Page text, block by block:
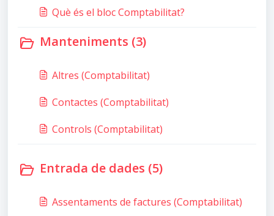
Què és el bloc Comptabilitat?
Manteniments (3)
Altres (Comptabilitat)
Contactes (Comptabilitat)
Controls (Comptabilitat)
Entrada de dades (5)
Assentaments de factures (Comptabilitat)